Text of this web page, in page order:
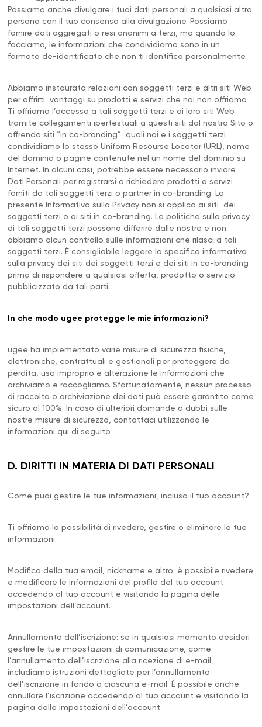
Possiamo anche divulgare i tuoi dati personali a qualsiasi altra
persona con il tuo consenso alla divulgazione. Possiamo
fornire dati aggregati o resi anonimi a terzi, ma quando lo
facciamo, le informazioni che condividiamo sono in un
formato de-identificato che non ti identifica personalmente.
Abbiamo instaurato relazioni con soggetti terzi e altri siti Web
per offrirti vantaggi su prodotti e servizi che noi non offriamo.
Ti offriamo l’accesso a tali soggetti terzi e ai loro siti Web
tramite collegamenti ipertestuali a questi siti dal nostro Sito o
offrendo siti “in co-branding” quali noi e i soggetti terzi
condividiamo lo stesso Uniform Resourse Locator (URL), nome
del dominio o pagine contenute nel un nome del dominio su
Internet. In alcuni casi, potrebbe essere necessario inviare
Dati Personali per registrarsi o richiedere prodotti o servizi
forniti da tali soggetti terzi o partner in co-branding. La
presente Informativa sulla Privacy non si applica ai siti dei
soggetti terzi o ai siti in co-branding. Le politiche sulla privacy
di tali soggetti terzi possono differire dalle nostre e non
abbiamo alcun controllo sulle informazioni che rilasci a tali
soggetti terzi. È consigliabile leggere la specifica informativa
sulla privacy dei siti dei soggetti terzi e dei siti in co-branding
prima di rispondere a qualsiasi offerta, prodotto o servizio
pubblicizzato da tali parti.
In che modo ugee protegge le mie informazioni?
ugee ha implementato varie misure di sicurezza fisiche,
elettroniche, contrattuali e gestionali per proteggere da
perdita, uso improprio e alterazione le informazioni che
archiviamo e raccogliamo. Sfortunatamente, nessun processo
di raccolta o archiviazione dei dati può essere garantito come
sicuro al 100%. In caso di ulteriori domande o dubbi sulle
nostre misure di sicurezza, contattaci utilizzando le
informazioni qui di seguito.
D. DIRITTI IN MATERIA DI DATI PERSONALI
Come puoi gestire le tue informazioni, incluso il tuo account?
Ti offriamo la possibilità di rivedere, gestire o eliminare le tue
informazioni.
Modifica della tua email, nickname e altro: è possibile rivedere
e modificare le informazioni del profilo del tuo account
accedendo al tuo account e visitando la pagina delle
impostazioni dell’account.
Annullamento dell’iscrizione: se in qualsiasi momento desideri
gestire le tue impostazioni di comunicazione, come
l’annullamento dell’iscrizione alla ricezione di e-mail,
includiamo istruzioni dettagliate per l’annullamento
dell’iscrizione in fondo a ciascuna e-mail. È possibile anche
annullare l’iscrizione accedendo al tuo account e visitando la
pagina delle impostazioni dell’account.